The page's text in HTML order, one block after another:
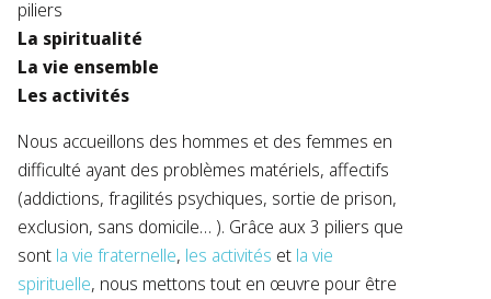
piliers
La spiritualité
La vie ensemble
Les activités
Nous accueillons des hommes et des femmes en
difficulté ayant des problèmes matériels, affectifs
(addictions, fragilités psychiques, sortie de prison,
exclusion, sans domicile… ). Grâce aux 3 piliers que
sont la vie fraternelle, les activités et la vie
spirituelle, nous mettons tout en œuvre pour être